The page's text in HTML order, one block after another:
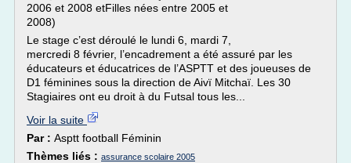
2006 et 2008 etFilles nées entre 2005 et
2008)
Le stage c’est déroulé le lundi 6, mardi 7,
mercredi 8 février, l’encadrement a été assuré par les
éducateurs et éducatrices de l’ASPTT et des joueuses de
D1 féminines sous la direction de Aivï Mitchaï. Les 30
Stagiaires ont eu droit à du Futsal tous les...
Voir la suite
Par : Asptt football Féminin
Thèmes liés : assurance scolaire 2005